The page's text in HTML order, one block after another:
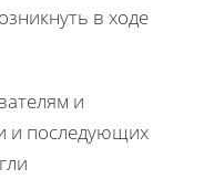
в ходе
и
и последующих